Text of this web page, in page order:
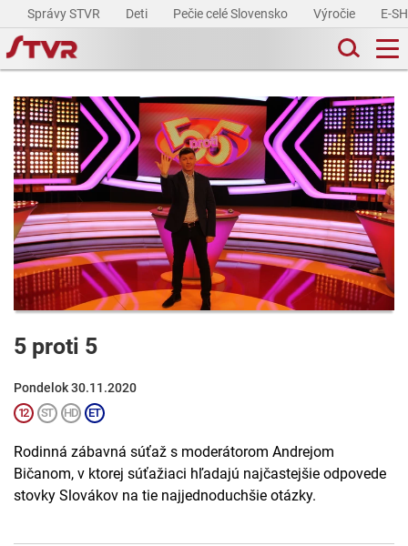
Správy STVR Deti Pečie celé Slovensko Výročie E-
5 proti 5
Pondelok 30.11.2020
Rodinná zábavná súťaž s moderátorom Andrejom
Bičanom, v ktorej súťažiaci hľadajú najčastejšie odpovede
stovky Slovákov na tie najjednoduchšie otázky.